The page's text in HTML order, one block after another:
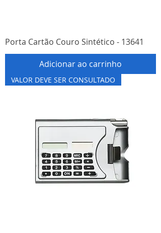
Porta Cartão Couro Sintético - 13641
Adicionar ao carrinho
VALOR DEVE SER CONSULTADO